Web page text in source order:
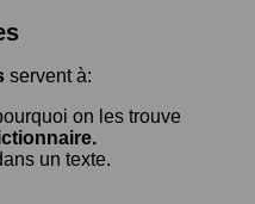
servent à:
on les trouve
un texte.